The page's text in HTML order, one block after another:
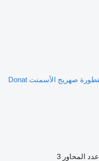
جديد مقطورة صهريج الأسمنت Donat
عدد المحاور 3